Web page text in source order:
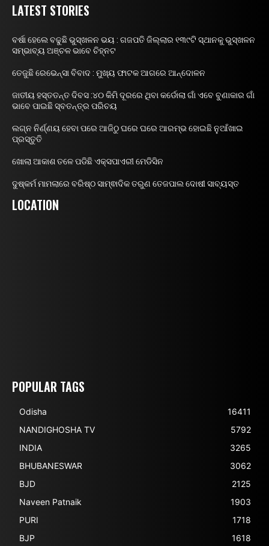
LATEST STORIES
ବର୍ଷା ହେଲେ ବଢୁଛି ଭୁସ୍ଖଳନ ଭୟ : ଗଜପତି ଜିଲ୍ଲାର ୧୩୯ଟି ସ୍ଥାନକୁ ଭୁସ୍ଖଳନ
ସମ୍ଭାବ୍ୟ ଅଞ୍ଚଳ ଭାବେ ଚିହ୍ନଟ
ତେଜୁଛି ରେଭେନ୍ସା ବିବାଦ : ମୁଖ୍ୟ ଫାଟକ ଆଗରେ ଆନ୍ଦୋଳନ
ଜାତୀୟ ହସ୍ତତନ୍ତ ଦିବସ :୪୦ କିମି ଦୂରରେ ଥିବା କର୍ଡୋଲା ଗାଁ ଏବେ ବୁଣାକାର ଗାଁ
ଭାବେ ପାଇଛି ସ୍ବତନ୍ତ୍ର ପରିଚୟ
ଲଗ୍ନ ନିର୍ଣ୍ଣୟ ହେବା ପରେ ଆଜିଠୁ ଘରେ ଘରେ ଆରମ୍ଭ ହୋଇଛି ନୁଆଁଖାଇ
ପ୍ରସ୍ତୁତି
ଖୋଲା ଆକାଶ ତଳେ ପଡିଛି ଏକ୍ସପାଏରୀ ମେଡିସିନ
ଦୁଷ୍କର୍ମ ମାମଲାରେ ବରିଷ୍ଠ ସାମ୍ଵାଦିକ ତରୁଣ ତେଜପାଲ ଦୋଷୀ ସାବ୍ୟସ୍ତ
LOCATION
POPULAR TAGS
Odisha
16411
NANDIGHOSHA TV
5792
INDIA
3265
BHUBANESWAR
3062
BJD
2125
Naveen Patnaik
1903
PURI
1718
BJP
1618